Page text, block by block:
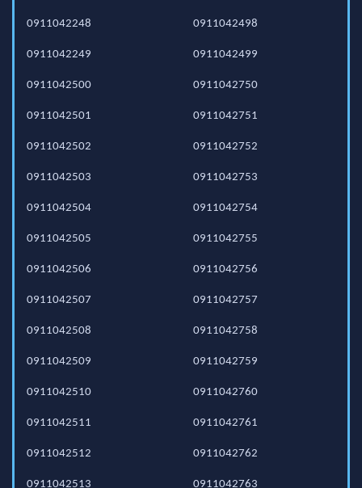
0911042248
0911042249
0911042498
0911042499
0911042500
0911042501
0911042502
0911042503
0911042504
0911042505
0911042506
0911042507
0911042508
0911042509
0911042510
0911042511
0911042512
0911042513
0911042750
0911042751
0911042752
0911042753
0911042754
0911042755
0911042756
0911042757
0911042758
0911042759
0911042760
0911042761
0911042762
0911042763